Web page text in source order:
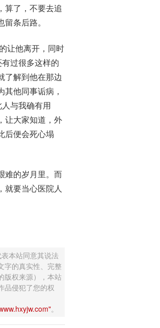
算了，不要去追
条后路。
让他离开，同时
过很多这样的
了解到他在那边
他同事诟病，
与我确有用
让大家知道，外
后便会死心塌
难的岁月里。而
就要当心医院人
本站同意其说法
字的真实性、完整
版权来源），本站
品侵犯了您的权
。